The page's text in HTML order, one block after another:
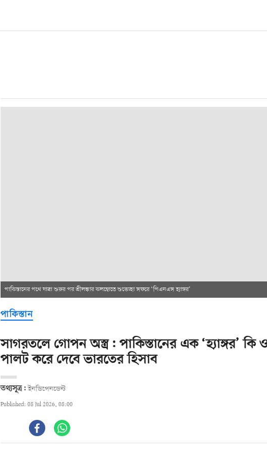
পাকিস্তানের পথে যাত্রা শুরুর পর শ্রীলঙ্কার কলম্বোতে শুভেচ্ছা সফরে ‘পিএনএস হ্যাঙ্গর’
পাকিস্তান
সাগরতলে গোপন অস্ত্র: পাকিস্তানের এক ‘হ্যাঙ্গর’ কি
পালট করে দেবে ভারতের হিসাব
তথ্যসূত্র: ইনডিপেনডেন্ট
Published: 08 Jul 2026, 08:00